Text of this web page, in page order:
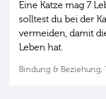
Eine Katze mag 7
solltest du bei der
vermeiden, damit
Leben hat.
Bindung & Beziehung,